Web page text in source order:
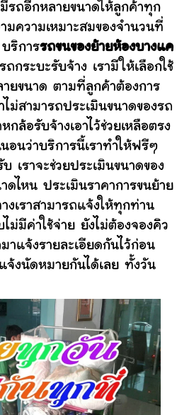
รถอีกหลายขนาดให้ลูกค้าทุก
มความเหมาะสมของจำนวนที่
ริการรถขนของย้ายห้องบางแค
กระบะรับจ้าง เรามีให้เลือกใช้
ยขนาด ตามที่ลูกค้าต้องการ
ม่สามารถประเมินขนาดของรถ
กล้อรับจ้างเอาไว้ช่วยเหลือตรง
อนว่าบริการนี้เราทำให้ฟรีๆ
เราจะช่วยประเมินขนาดของ
ดไหน ประเมินราคาการขนย้าย
งเราสามารถแจ้งให้ทุกท่าน
ม่มีค่าใช้จ่าย ยังไม่ต้องจองคิว
าแจ้งรายละเอียดกันไว้ก่อน
จ้งนัดหมายกันได้เลย ทั้งวัน